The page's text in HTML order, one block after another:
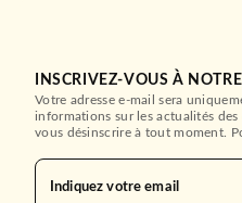
INSCRIVEZ-VOUS À
Votre adresse e-mail sera
informations sur les actualités
vous désinscrire à tout moment.
Indiquez votre email